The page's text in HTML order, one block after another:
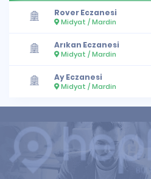
Rover Eczanesi
Midyat / Mardin
Arıkan Eczanesi
Midyat / Mardin
Ay Eczanesi
Midyat / Mardin